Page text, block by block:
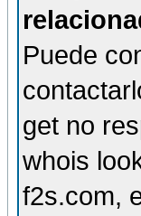
Puede
get no
whois
f2s.com,